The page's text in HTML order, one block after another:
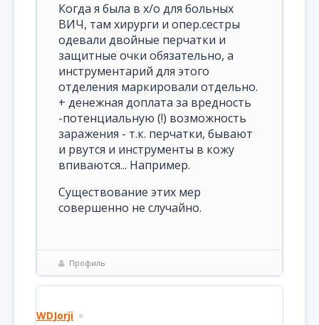
Когда я была в х/о для больных
ВИЧ, там хирурги и опер.сестры
одевали двойные перчатки и
защитные очки обязательно, а
инструментарий для этого
отделения маркировали отдельно.
+ денежная доплата за вредность
-потенциальную (!) возможность
заражения - т.к. перчатки, бывают
и рвутся и инструменты в кожу
впиваются... Например.
Существование этих мер
совершенно не случайно.
Профиль
WDJorji